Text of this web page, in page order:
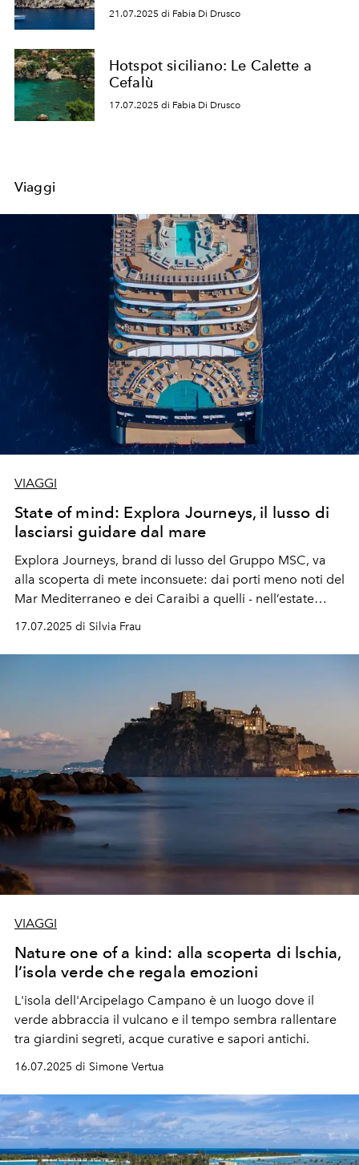
21.07.2025 di Fabia Di Drusco
Hotspot siciliano: Le Calette a
Cefalù
17.07.2025 di Fabia Di Drusco
Viaggi
VIAGGI
State of mind: Explora Journeys, il lusso di
lasciarsi guidare dal mare
Explora Journeys, brand di lusso del Gruppo MSC, va
alla scoperta di mete inconsuete: dai porti meno noti del
Mar Mediterraneo e dei Caraibi a quelli - nell’estate
17.07.2025 di Silvia Frau
VIAGGI
Nature one of a kind: alla scoperta di lschia,
l’isola verde che regala emozioni
L'isola dell'Arcipelago Campano è un luogo dove il
verde abbraccia il vulcano e il tempo sembra rallentare
tra giardini segreti, acque curative e sapori antichi.
16.07.2025 di Simone Vertua